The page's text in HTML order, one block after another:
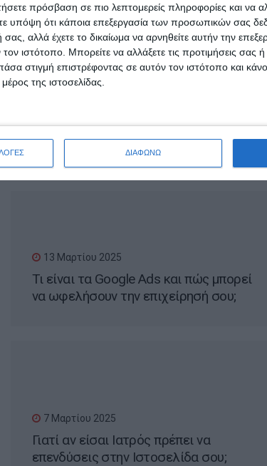
πρόσβαση σε πιο λεπτομερείς πληροφορίες και να
υπόψη ότι κάποια επεξεργασία των προσωπικών σας
σας, αλλά έχετε το δικαίωμα να αρνηθείτε αυτήν την
ιστότοπο. Μπορείτε να αλλάξετε τις προτιμήσεις σας
στιγμή επιστρέφοντας σε αυτόν τον ιστότοπο και
της ιστοσελίδας.
ΔΙΑΦΩΝΩ
Πότε χρειάζεται ανακατασκευή μια
13 Μαρτίου 2025
Τι είναι τα Google Ads και πώς μπορεί
να ωφελήσουν την επιχείρησή σου;
7 Μαρτίου 2025
Γιατί αν είσαι Ιατρός πρέπει να
επενδύσεις στην Ιστοσελίδα σου;